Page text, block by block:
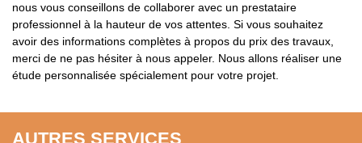
nous vous conseillons de collaborer avec un prestataire
professionnel à la hauteur de vos attentes. Si vous souhaitez
avoir des informations complètes à propos du prix des travaux,
merci de ne pas hésiter à nous appeler. Nous allons réaliser une
étude personnalisée spécialement pour votre projet.
AUTRES SERVICES